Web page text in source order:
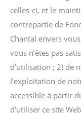
celles-ci, et le
contrepartie de
Chantal envers
vous n’êtes pas
d’utilisation ; 2) de
l’exploitation de
accessible à partir
d’utiliser ce site